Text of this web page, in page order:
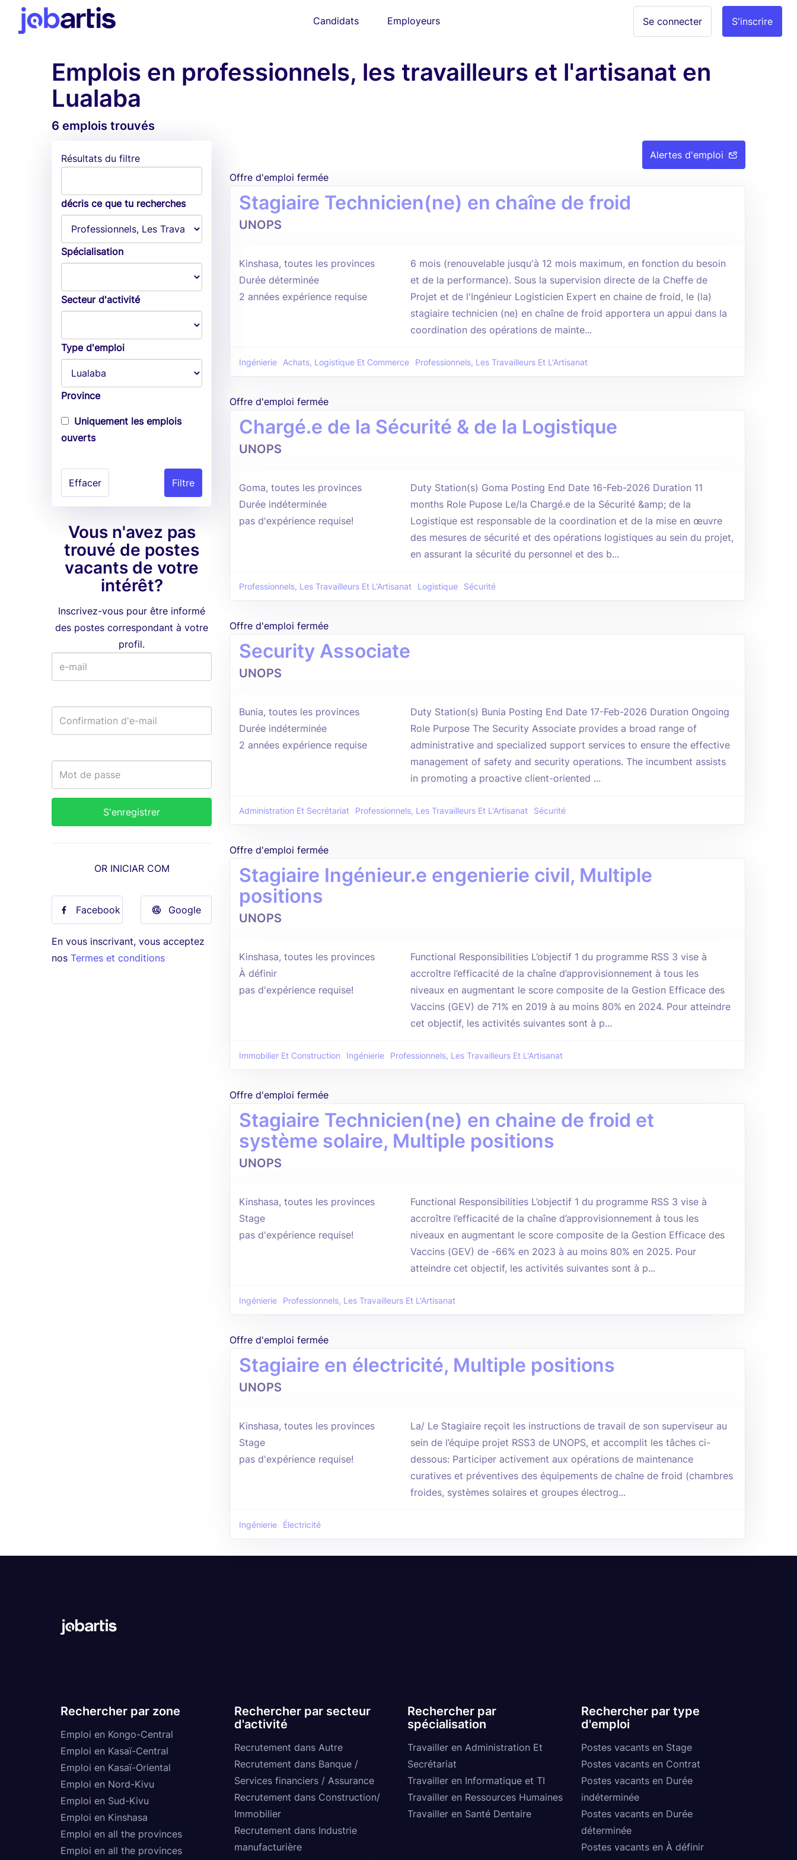
Candidats Employeurs S'inscrire
Se connecter
Emplois en professionnels, les travailleurs et l'artisanat en
Lualaba
6 emplois trouvés
Alertes d'emploi
Résultats du filtre
décris ce que tu recherches
Spécialisation
Secteur d'activité
Type d'emploi
Province
Uniquement les emplois
ouverts
Effacer
Vous n'avez pas
trouvé de postes
vacants de votre
intérêt?
Inscrivez-vous pour être informé
des postes correspondant à votre
profil.
OR INICIAR COM
Facebook Google
En vous inscrivant, vous acceptez
nos Termes et conditions
Offre d'emploi fermée
Stagiaire Technicien(ne) en chaîne de froid
UNOPS
Kinshasa, toutes les provinces
Durée déterminée
2 années expérience requise
6 mois (renouvelable jusqu'à 12 mois maximum, en fonction du besoin
et de la performance). Sous la supervision directe de la Cheffe de
Projet et de l'Ingénieur Logisticien Expert en chaine de froid, le (la)
stagiaire technicien (ne) en chaîne de froid apportera un appui dans la
coordination des opérations de mainte...
Ingénierie Achats, Logistique Et Commerce Professionnels, Les Travailleurs Et L'Artisanat
Offre d'emploi fermée
Chargé.e de la Sécurité & de la Logistique
UNOPS
Goma, toutes les provinces
Durée indéterminée
pas d'expérience requise!
Duty Station(s) Goma Posting End Date 16-Feb-2026 Duration 11
months Role Pupose Le/la Chargé.e de la Sécurité &amp; de la
Logistique est responsable de la coordination et de la mise en œuvre
des mesures de sécurité et des opérations logistiques au sein du projet,
en assurant la sécurité du personnel et des b...
Professionnels, Les Travailleurs Et L'Artisanat Logistique Sécurité
Offre d'emploi fermée
Security Associate
UNOPS
Bunia, toutes les provinces
Durée indéterminée
2 années expérience requise
Duty Station(s) Bunia Posting End Date 17-Feb-2026 Duration Ongoing
Role Purpose The Security Associate provides a broad range of
administrative and specialized support services to ensure the effective
management of safety and security operations. The incumbent assists
in promoting a proactive client-oriented ...
Administration Et Secrétariat Professionnels, Les Travailleurs Et L'Artisanat Sécurité
Offre d'emploi fermée
Stagiaire Ingénieur.e engenierie civil, Multiple
positions
UNOPS
Kinshasa, toutes les provinces
À définir
pas d'expérience requise!
Functional Responsibilities L’objectif 1 du programme RSS 3 vise à
accroître l’efficacité de la chaîne d’approvisionnement à tous les
niveaux en augmentant le score composite de la Gestion Efficace des
Vaccins (GEV) de 71% en 2019 à au moins 80% en 2024. Pour atteindre
cet objectif, les activités suivantes sont à p...
Immobilier Et Construction Ingénierie Professionnels, Les Travailleurs Et L'Artisanat
Offre d'emploi fermée
Stagiaire Technicien(ne) en chaine de froid et
système solaire, Multiple positions
UNOPS
Kinshasa, toutes les provinces
Stage
pas d'expérience requise!
Functional Responsibilities L’objectif 1 du programme RSS 3 vise à
accroître l’efficacité de la chaîne d’approvisionnement à tous les
niveaux en augmentant le score composite de la Gestion Efficace des
Vaccins (GEV) de -66% en 2023 à au moins 80% en 2025. Pour
atteindre cet objectif, les activités suivantes sont à p...
Ingénierie Professionnels, Les Travailleurs Et L'Artisanat
Offre d'emploi fermée
Stagiaire en électricité, Multiple positions
UNOPS
Kinshasa, toutes les provinces
Stage
pas d'expérience requise!
La/ Le Stagiaire reçoit les instructions de travail de son superviseur au
sein de l’équipe projet RSS3 de UNOPS, et accomplit les tâches ci-
dessous: Participer activement aux opérations de maintenance
curatives et préventives des équipements de chaîne de froid (chambres
froides, systèmes solaires et groupes électrog...
Ingénierie Électricité
Rechercher par zone
Emploi en Kongo-Central
Emploi en Kasaï-Central
Emploi en Kasaï-Oriental
Emploi en Nord-Kivu
Emploi en Sud-Kivu
Emploi en Kinshasa
Emploi en all the provinces
Emploi en all the provinces
Rechercher par secteur
d'activité
Recrutement dans Autre
Recrutement dans Banque /
Services financiers / Assurance
Recrutement dans Construction/
Immobilier
Recrutement dans Industrie
manufacturière
Rechercher par
spécialisation
Travailler en Administration Et
Secrétariat
Travailler en Informatique et TI
Travailler en Ressources Humaines
Travailler en Santé Dentaire
Rechercher par type
d'emploi
Postes vacants en Stage
Postes vacants en Contrat
Postes vacants en Durée
indéterminée
Postes vacants en Durée
déterminée
Postes vacants en À définir